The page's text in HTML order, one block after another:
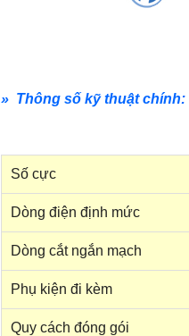
Tủ nhựa âm tường 24 module - Model
HDPZ50PR24IP30F
0909.067.950 Ms.Châu
» Thông số kỹ thuật chính:
Số cực
Dòng điện định mức
Dòng cắt ngắn mạch
Phụ kiện đi kèm
Quy cách đóng gói